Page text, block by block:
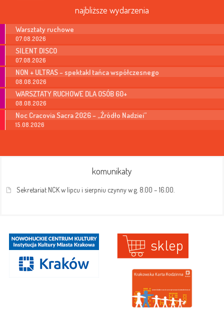
najbliższe wydarzenia
Warsztaty ruchowe
07.08.2026
SILENT DISCO
07.08.2026
NON + ULTRAS – spektakl tańca współczesnego
08.08.2026
WARSZTATY RUCHOWE DLA OSÓB 60+
08.08.2026
Noc Cracovia Sacra 2026 – „Źródło Nadziei”
15.08.2026
komunikaty
Sekretariat NCK w lipcu i sierpniu czynny w g. 8.00 – 16.00.